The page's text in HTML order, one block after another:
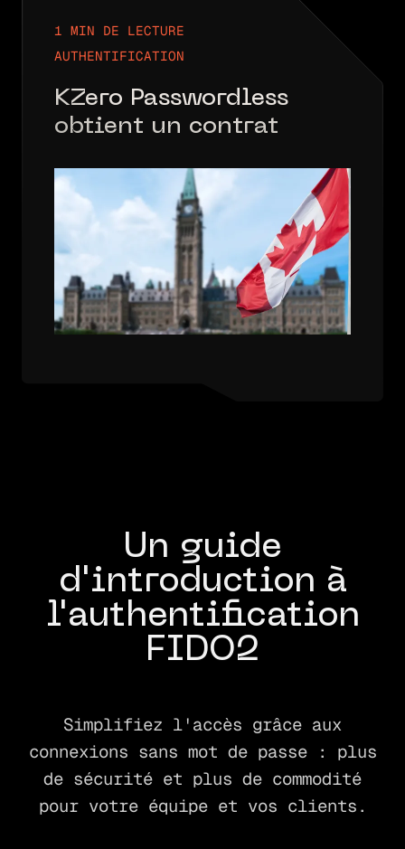
1 MIN DE LECTURE
AUTHENTIFICATION
KZero Passwordless
obtient un contrat
Canada pour mettre à
l’essai ses solutions
sans mot de passe
novatrices
Un guide
d'introduction à
l'authentification
FIDO2
Simplifiez l'accès grâce aux
connexions sans mot de passe : plus
de sécurité et plus de commodité
pour votre équipe et vos clients.